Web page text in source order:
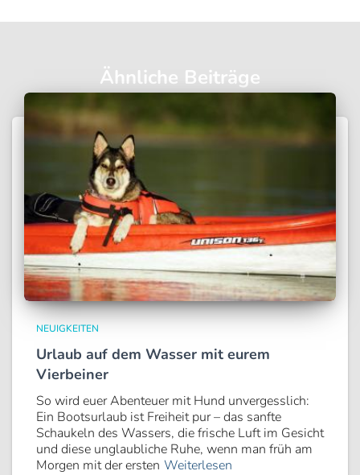
Ähnliche Beiträge
NEUIGKEITEN
Urlaub auf dem Wasser mit eurem
Vierbeiner
So wird euer Abenteuer mit Hund unvergesslich:
Ein Bootsurlaub ist Freiheit pur – das sanfte
Schaukeln des Wassers, die frische Luft im Gesicht
und diese unglaubliche Ruhe, wenn man früh am
Morgen mit der ersten Weiterlesen